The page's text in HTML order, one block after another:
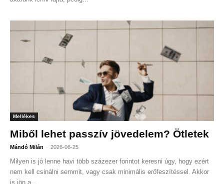
Mellékes
Miből lehet passzív jövedelem? Ötletek
Mándó Milán - 2026-06-25
Milyen is jó lenne havi több százezer forintot keresni úgy, hogy ezért
nem kell csinálni semmit, vagy csak minimális erőfeszítéssel. Akkor
is jön a...